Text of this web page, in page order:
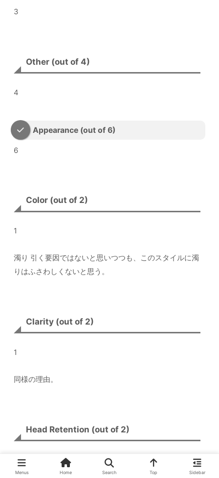
3
Other (out of 4)
4
Appearance (out of 6)
6
Color (out of 2)
1
濁り 引く要因ではないと思いつつも、このスタイルに濁
りはふさわしくないと思う。
Clarity (out of 2)
1
同様の理由。
Head Retention (out of 2)
Menus Home Search Top Sidebar